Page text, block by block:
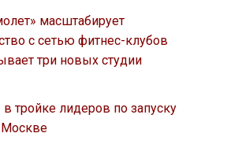
масштабирует
с сетью фитнес-клубов
три новых студии
тройке лидеров по запуску
Москве